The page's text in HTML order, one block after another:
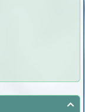
